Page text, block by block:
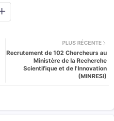
PLUS RÉCENTE
Recrutement de 102 Chercheurs au
Ministère de la Recherche
Scientifique et de l'Innovation
(MINRESI)